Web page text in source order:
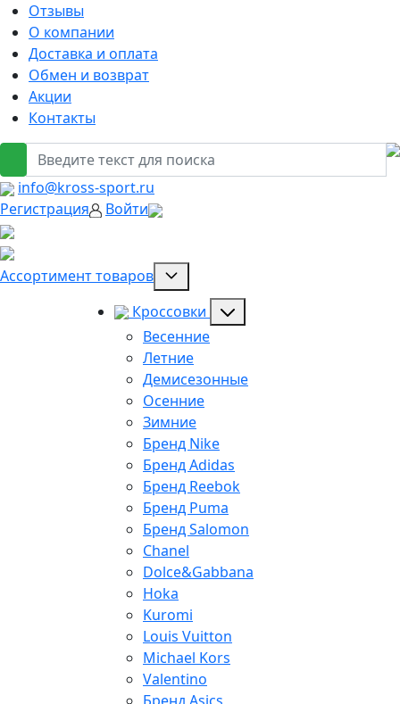
Отзывы
О компании
Доставка и оплата
Обмен и возврат
Акции
Контакты
info@kross-sport.ru
Регистрация
Войти
Ассортимент товаров
Кроссовки
Весенние
Летние
Демисезонные
Осенние
Зимние
Бренд Nike
Бренд Adidas
Бренд Reebok
Бренд Puma
Бренд Salomon
Chanel
Dolce&Gabbana
Hoka
Kuromi
Louis Vuitton
Michael Kors
Valentino